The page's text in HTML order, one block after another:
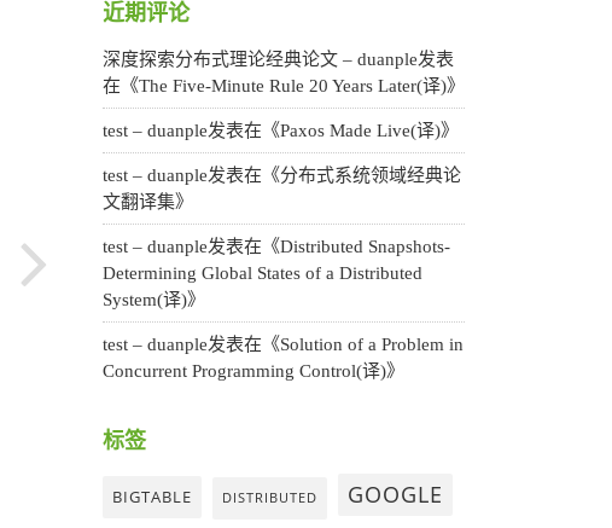
近期评论
深度探索分布式理论经典论文 – duanple发表
在《The Five-Minute Rule 20 Years Later(译)》
test – duanple发表在《Paxos Made Live(译)》
test – duanple发表在《分布式系统领域经典论
文翻译集》
test – duanple发表在《Distributed Snapshots-
Determining Global States of a Distributed
System(译)》
test – duanple发表在《Solution of a Problem in
Concurrent Programming Control(译)》
标签
BIGTABLE DISTRIBUTED GOOGLE